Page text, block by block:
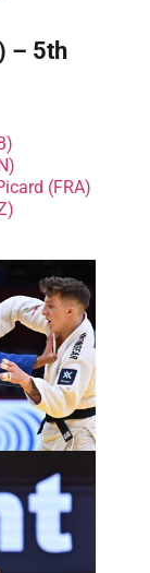
– 5th
(FRA)